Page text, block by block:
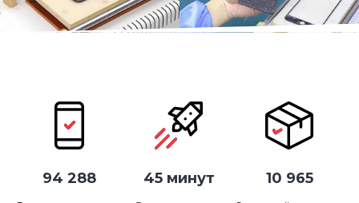
94 288 45 минут 10 965